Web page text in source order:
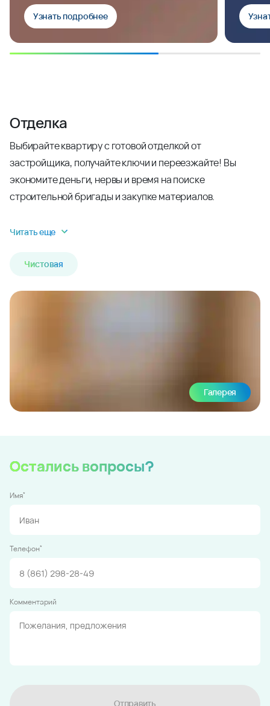
Узнать подробнее
Отделка
Выбирайте квартиру с готовой отделкой от
застройщика, получайте ключи и переезжайте! Вы
экономите деньги, нервы и время на поиске
строительной бригады и закупке материалов.
Читать еще
Чистовая
Галерея
Остались вопросы?
Имя*
Телефон*
Комментарий
Отправить